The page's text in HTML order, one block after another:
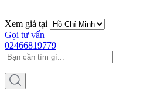
Xem giá tại
Gọi tư vấn
02466819779